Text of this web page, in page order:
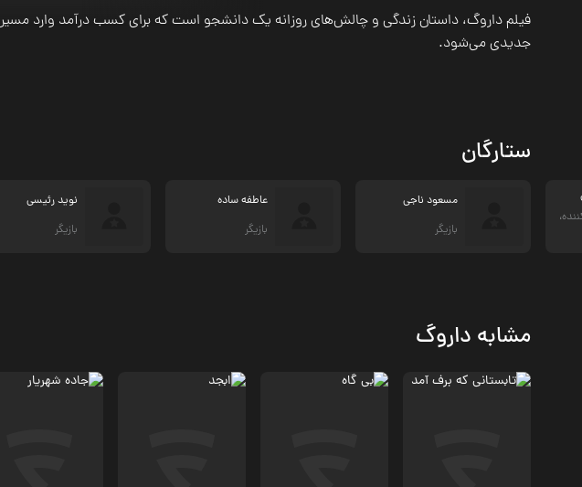
فیلم داروگ، داستان زندگی و چالش‌های روزانه یک دانشجو است که برای کسب درآمد وارد مسیر
جدیدی می‌شود.
ستارگان
مسعود ناجی
بازیگر
عاطفه ساده
بازیگر
نوید رئیسی
بازیگر
مشابه داروگ